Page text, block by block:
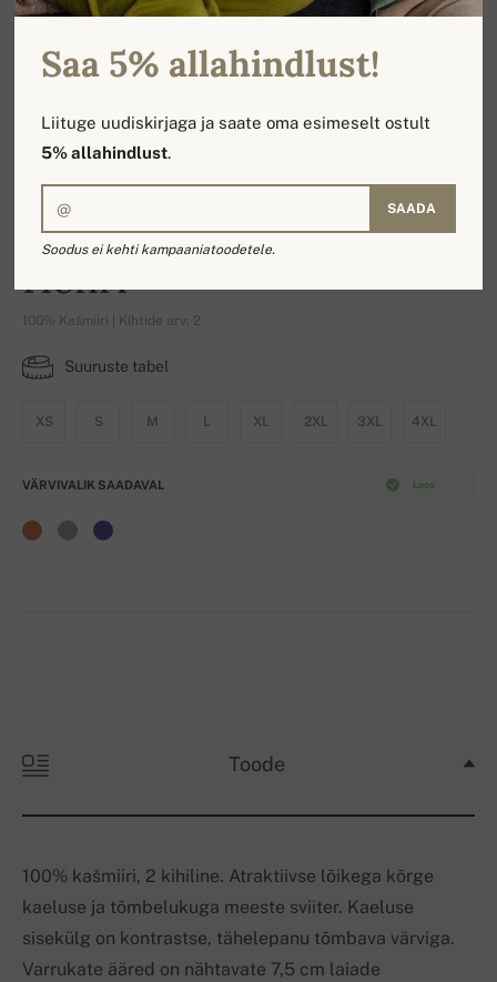
Henri
100% Kašmiiri | Kihtide arv: 2
Suuruste tabel
XS S M L XL 2XL 3XL 4XL
Laos
VÄRVIVALIK SAADAVAL
Toode
100% kašmiiri, 2 kihiline. Atraktiivse lõikega kõrge
kaeluse ja tõmbelukuga meeste sviiter. Kaeluse
sisekülg on kontrastse, tähelepanu tõmbava värviga.
Varrukate ääred on nähtavate 7,5 cm laiade
Saa 5% allahindlust!
Liituge uudiskirjaga ja saate oma esimeselt ostult
5% allahindlust.
SAADA
Soodus ei kehti kampaaniatoodetele.